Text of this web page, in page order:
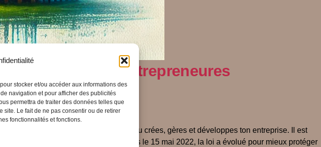
stocker et/ou accéder aux informations des
navigation et pour afficher des publicités
permettra de traiter des données telles que
site. Le fait de ne pas consentir ou de retirer
fonctionnalités et fonctions.
pour les entrepreneures
le siège de ton activité, le lieu où tu crées, gères et développes ton entreprise. Il est
légale renforcée depuis 2022 Depuis le 15 mai 2022, la loi a évolué pour mieux protéger